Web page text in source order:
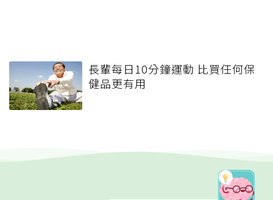
長輩每日10分鐘運動 比買任何保
健品更有用